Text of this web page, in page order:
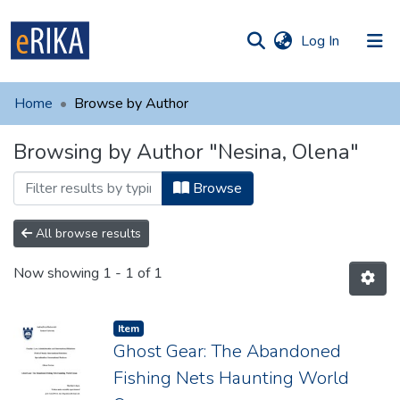
Log In (current)
UAFM
For authors
Help
Contact
Home Browse by Author
Browsing by Author "Nesina, Olena"
Browse
All browse results
Now showing 1 - 1 of 1
Item
Ghost Gear: The Abandoned
Fishing Nets Haunting World